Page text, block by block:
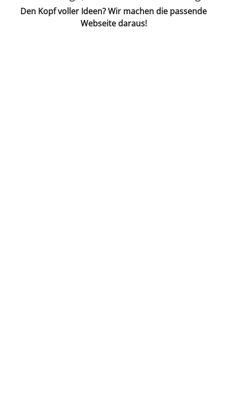
Den Kopf voller Ideen? Wir machen die passende
Webseite daraus!